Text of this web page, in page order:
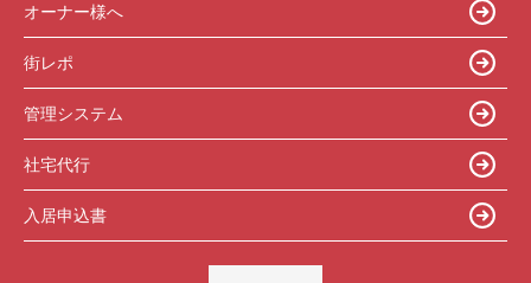
オーナー様へ
街レポ
管理システム
社宅代行
入居申込書